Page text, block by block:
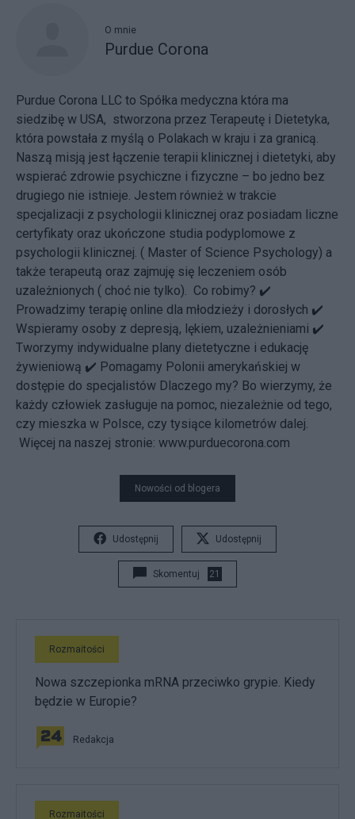
O mnie
Purdue Corona
Purdue Corona LLC to Spółka medyczna która ma
siedzibę w USA, stworzona przez Terapeutę i Dietetyka,
która powstała z myślą o Polakach w kraju i za granicą.
Naszą misją jest łączenie terapii klinicznej i dietetyki, aby
wspierać zdrowie psychiczne i fizyczne – bo jedno bez
drugiego nie istnieje. Jestem również w trakcie
specjalizacji z psychologii klinicznej oraz posiadam liczne
certyfikaty oraz ukończone studia podyplomowe z
psychologii klinicznej. ( Master of Science Psychology) a
także terapeutą oraz zajmuję się leczeniem osób
uzależnionych ( choć nie tylko). Co robimy? ✔️
Prowadzimy terapię online dla młodzieży i dorosłych ✔️
Wspieramy osoby z depresją, lękiem, uzależnieniami ✔️
Tworzymy indywidualne plany dietetyczne i edukację
żywieniową ✔️ Pomagamy Polonii amerykańskiej w
dostępie do specjalistów Dlaczego my? Bo wierzymy, że
każdy człowiek zasługuje na pomoc, niezależnie od tego,
czy mieszka w Polsce, czy tysiące kilometrów dalej.
Więcej na naszej stronie: www.purduecorona.com
Nowości od blogera
Udostępnij Udostępnij
Skomentuj 21
Rozmaitości
Nowa szczepionka mRNA przeciwko grypie. Kiedy
będzie w Europie?
Redakcja
Rozmaitości